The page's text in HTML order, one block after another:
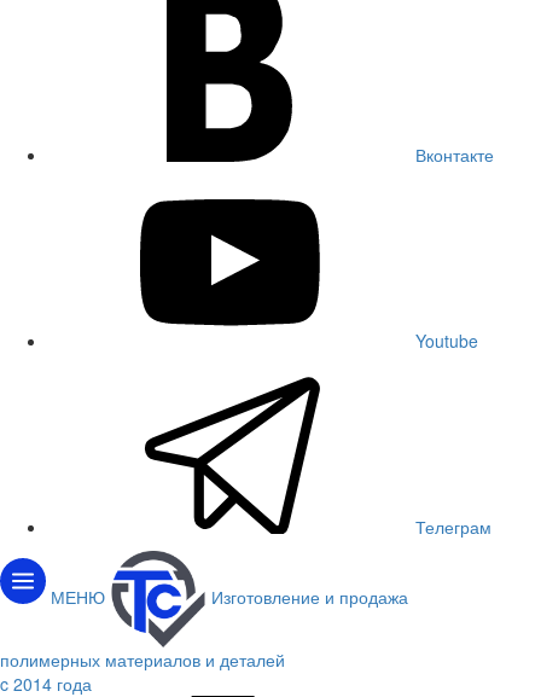
Вконтакте
Youtube
Телеграм
МЕНЮ Изготовление и продажа
полимерных материалов и деталей
c 2014 года